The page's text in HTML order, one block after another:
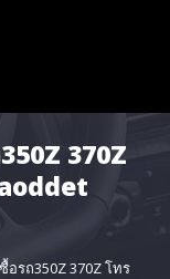
370Z
อรถ350Z 370Z โทร